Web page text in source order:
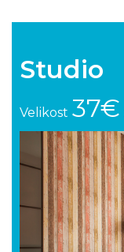
Studio
Velikost 37€